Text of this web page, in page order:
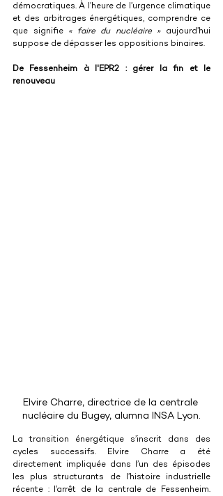
démocratiques. À l’heure de l’urgence climatique
et des arbitrages énergétiques, comprendre ce
que signifie « faire du nucléaire » aujourd’hui
suppose de dépasser les oppositions binaires.
De Fessenheim à l'EPR2 : gérer la fin et le
renouveau
Elvire Charre, directrice de la centrale
nucléaire du Bugey, alumna INSA Lyon.
La transition énergétique s’inscrit dans des
cycles successifs. Elvire Charre a été
directement impliquée dans l’un des épisodes
les plus structurants de l’histoire industrielle
récente : l’arrêt de la centrale de Fessenheim.